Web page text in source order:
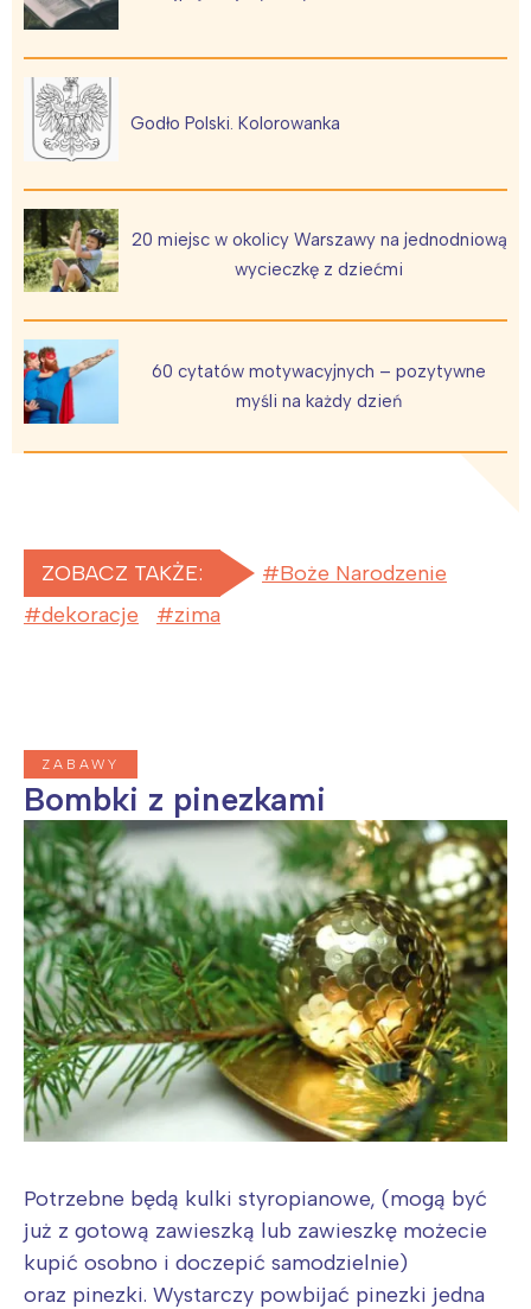
Godło Polski. Kolorowanka
20 miejsc w okolicy Warszawy na jednodniową
wycieczkę z dziećmi
60 cytatów motywacyjnych – pozytywne
myśli na każdy dzień
ZOBACZ TAKŻE:
Boże Narodzenie
dekoracje
zima
ZABAWY
Bombki z pinezkami
Potrzebne będą kulki styropianowe, (mogą być
już z gotową zawieszką lub zawieszkę możecie
kupić osobno i doczepić samodzielnie)
oraz pinezki. Wystarczy powbijać pinezki jedna
Interesują mnie wydarzenia z
Warszawa
Łódź
Trójmiasto
Poznań
Śląsk
Kraków
Południe
Wszystkie